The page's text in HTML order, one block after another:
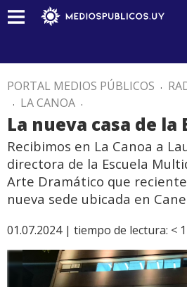
PORTAL MEDIOS PÚBLICOS .
. LA CANOA .
La nueva casa de la
Recibimos en La Canoa a
directora de la Escuela
Arte Dramático que
nueva sede ubicada en
01.07.2024 | tiempo de lectura: < 1